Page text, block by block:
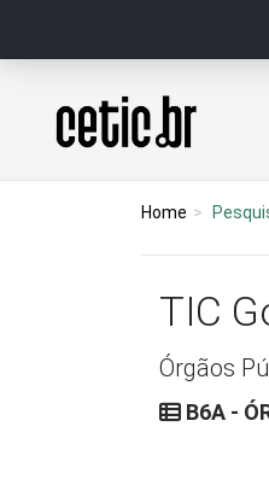
Página inicial
Home
TIC
Órgãos
B6A -